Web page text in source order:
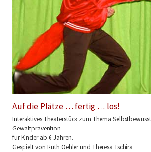
Auf die Plätze … fertig … los!
Interaktives Theaterstück zum Thema
Gewaltprävention
für Kinder ab 6 Jahren.
Gespielt von Ruth Oehler und Theresa Tschira